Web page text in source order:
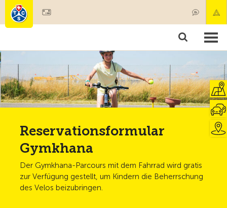
Mitgliedschaft & Leistungen
Test, Sicherheit & Gesundheit
Reservationsformular
Gymkhana
Der Gymkhana-Parcours mit dem Fahrrad wird gratis
zur Verfügung gestellt, um Kindern die Beherrschung
des Velos beizubringen.